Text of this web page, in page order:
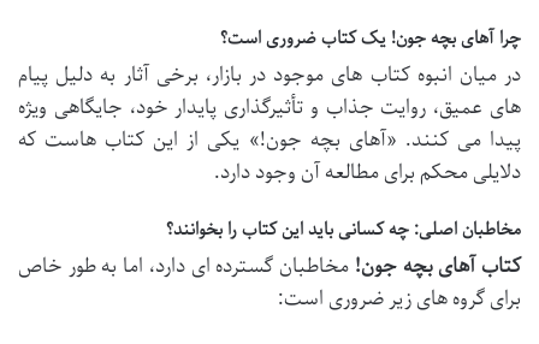
چرا آهای بچه جون! یک کتاب ضروری است؟
در میان انبوه کتاب های موجود در بازار، برخی آثار به دلیل پیام
های عمیق، روایت جذاب و تأثیرگذاری پایدار خود، جایگاهی ویژه
پیدا می کنند. «آهای بچه جون!» یکی از این کتاب هاست که
دلایلی محکم برای مطالعه آن وجود دارد.
مخاطبان اصلی: چه کسانی باید این کتاب را بخوانند؟
کتاب آهای بچه جون! مخاطبان گسترده ای دارد، اما به طور خاص
برای گروه های زیر ضروری است: